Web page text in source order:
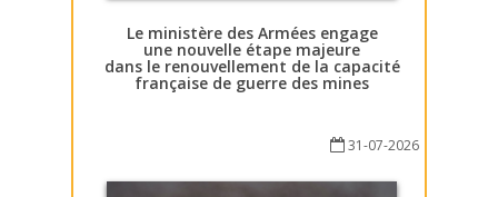
Le ministère des Armées engage
une nouvelle étape majeure
dans le renouvellement de la capacité
française de guerre des mines
31-07-2026